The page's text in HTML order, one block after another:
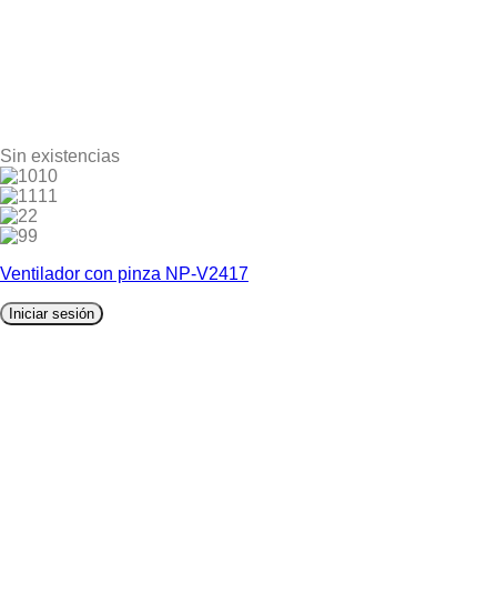
Sin existencias
10
11
2
9
Ventilador con pinza NP-V2417
Iniciar sesión